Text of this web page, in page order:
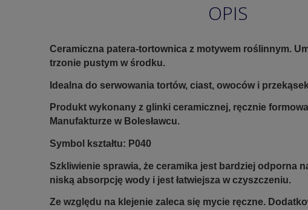
OPIS
Ceramiczna patera-tortownica z motywem roślinnym.
trzonie pustym w środku.
Idealna do serwowania tortów, ciast, owoców i
Produkt wykonany z glinki ceramicznej, ręcznie
Manufakturze w Bolesławcu.
Symbol kształtu: P040
Szkliwienie sprawia, że ceramika jest bardziej odporna
niską absorpcję wody i jest łatwiejsza w czyszczeniu.
Ze względu na klejenie zaleca się mycie ręczne.